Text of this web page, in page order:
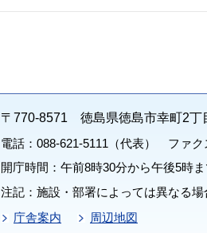
〒770-8571 徳島県徳島市幸町2丁
電話：088-621-5111（代表） ファク
開庁時間：午前8時30分から午後5時
注記：施設・部署によっては異なる
庁舎案内
周辺地図